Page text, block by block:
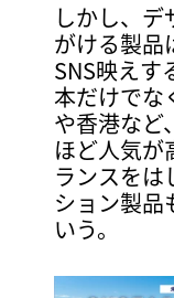
しかし、
がける製品
SNS映えす
本だけでな
や香港など
ほど人気が
ランスをは
ション製品
いう。